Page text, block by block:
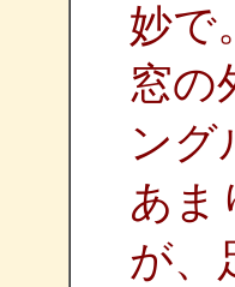
妙で。
窓の
ング
あま
が、